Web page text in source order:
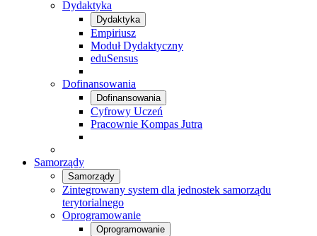
Dydaktyka
Dydaktyka
Empiriusz
Moduł Dydaktyczny
eduSensus
Dofinansowania
Dofinansowania
Cyfrowy Uczeń
Pracownie Kompas Jutra
Samorządy
Samorządy
Zintegrowany system dla jednostek samorządu
terytorialnego
Oprogramowanie
Oprogramowanie